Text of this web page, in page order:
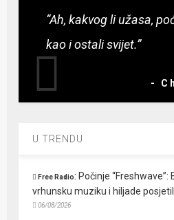
“Ah, kakvog li užasa,
kao i ostali svijet.”
-
U TRENDU
Free Radio: Počinje
vrhunsku muziku i hiljade
06/08/2026